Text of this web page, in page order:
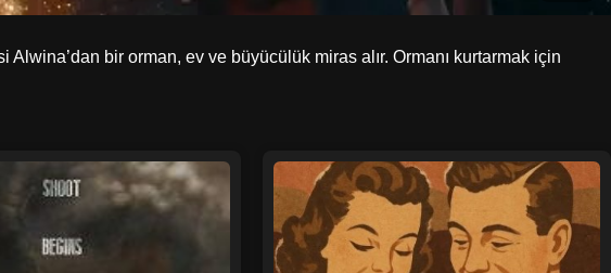
bir orman, ev ve büyücülük miras alır. Ormanı kurtarmak için